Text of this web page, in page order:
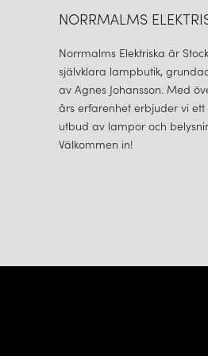
NORRMALMS
Norrmalms Elektriska är
självklara lampbutik,
av Agnes Johansson. Med
års erfarenhet erbjuder vi
utbud av lampor och
Välkommen in!